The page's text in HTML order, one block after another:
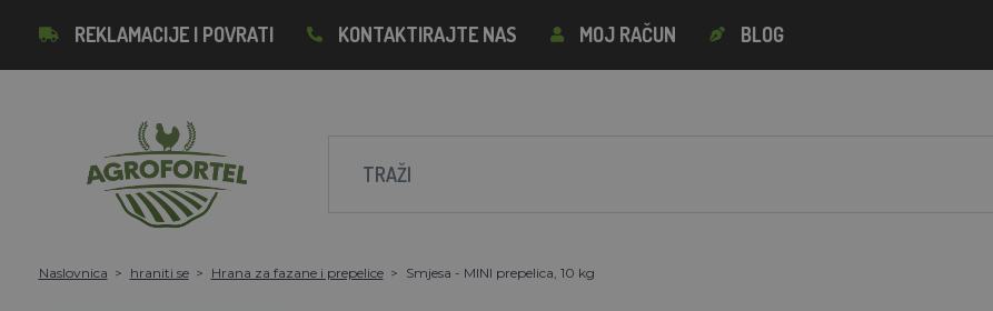
REKLAMACIJE I POVRATI KONTAKTIRAJTE NAS MOJ RAČUN BLOG
Naslovnica hraniti se Hrana za fazane i prepelice Smjesa - MINI prepelica, 10 kg